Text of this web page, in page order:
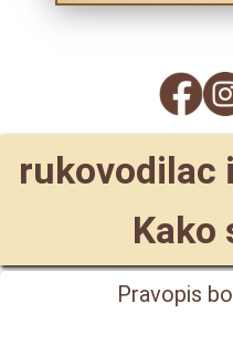
rukovodilac
Kako
Pravopis